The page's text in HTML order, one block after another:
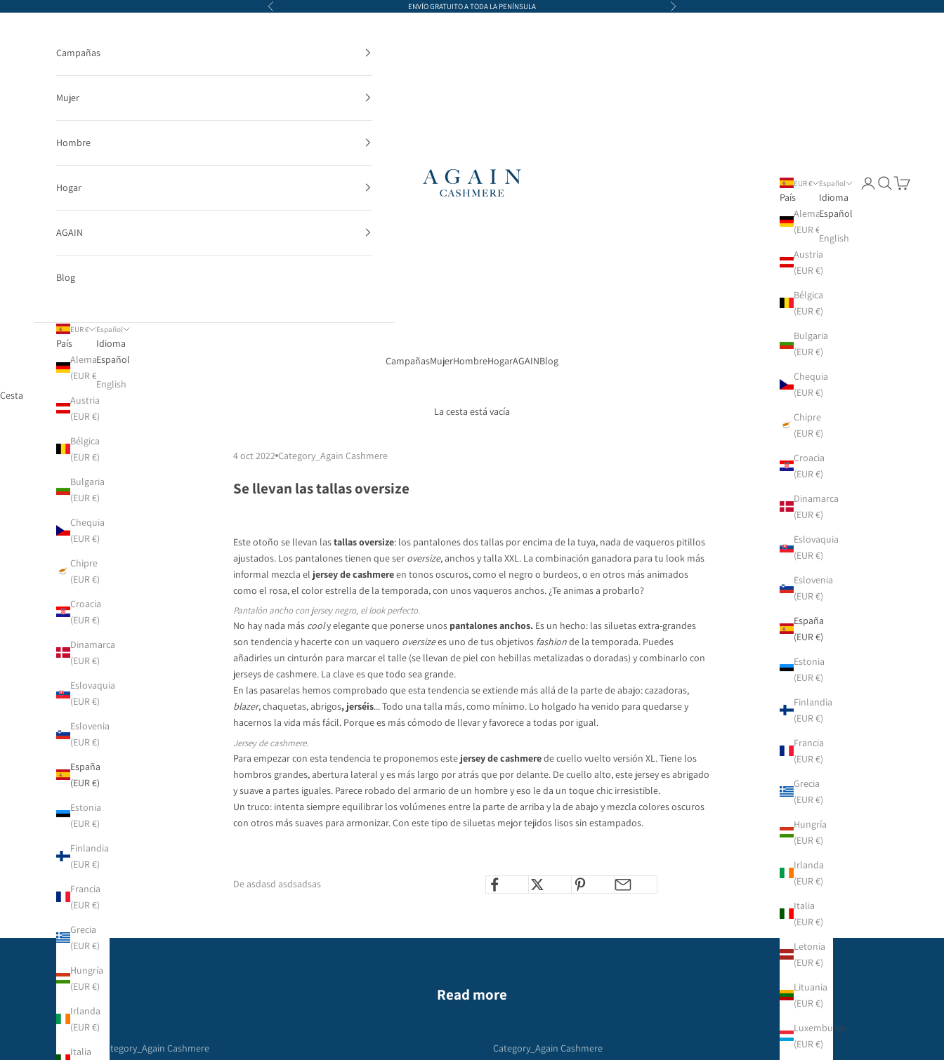
Anterior ENVÍO GRATUITO A TODA LA PENÍNSULA Siguiente
AGAIN Cashmere
CampañasMujerHombreHogarAGAINBlog
EUR €
País
Alemania
(EUR €)
Austria
(EUR €)
Bélgica
(EUR €)
Bulgaria
(EUR €)
Chequia
(EUR €)
Chipre
(EUR €)
Croacia
(EUR €)
Dinamarca
(EUR €)
Eslovaquia
(EUR €)
Eslovenia
(EUR €)
España
(EUR €)
Estonia
(EUR €)
Finlandia
(EUR €)
Francia
(EUR €)
Grecia
(EUR €)
Hungría
(EUR €)
Irlanda
(EUR €)
Italia
(EUR €)
Letonia
(EUR €)
Lituania
(EUR €)
Luxemburgo
(EUR €)
Español
Idioma
Español
English
Iniciar sesión
Buscar
Cesta
Campañas
Mujer
Hombre
Hogar
AGAIN
Blog
EUR €
País
Alemania
(EUR €)
Austria
(EUR €)
Bélgica
(EUR €)
Bulgaria
(EUR €)
Chequia
(EUR €)
Chipre
(EUR €)
Croacia
(EUR €)
Dinamarca
(EUR €)
Eslovaquia
(EUR €)
Eslovenia
(EUR €)
España
(EUR €)
Estonia
(EUR €)
Finlandia
(EUR €)
Francia
(EUR €)
Grecia
(EUR €)
Hungría
(EUR €)
Irlanda
(EUR €)
Italia
Español
Idioma
Español
English
Cesta
La cesta está vacía
4 oct 2022 Category_Again Cashmere
Se llevan las tallas oversize
Esteotoño se llevan lastallas oversize: los pantalones dos tallas por encima de la tuya, nada de vaqueros pitillos
ajustados. Los pantalones tienen que ser oversize, anchos y talla XXL. La combinación ganadora para tu look más
informal mezcla el jersey de cashmereen tonos oscuros, como el negro o burdeos, o en otros más animados
como el rosa, el color estrella de la temporada, con unos vaqueros anchos. ¿Te animas a probarlo?
Pantalón ancho con jersey negro, el look perfecto.
No hay nada más cooly elegante que ponerse unos pantalones anchos. Es un hecho: las siluetas extra-grandes
son tendencia y hacerte con un vaquero oversizees uno de tus objetivos fashionde la temporada. Puedes
añadirles un cinturón para marcar el talle (se llevan de piel con hebillas metalizadas o doradas) y combinarlo con
jerseys de cashmere. La clave es que todo sea grande.
En las pasarelas hemos comprobado que esta tendencia se extiende más allá de la parte de abajo: cazadoras,
blazer, chaquetas, abrigos, jerséis... Todo una talla más, como mínimo. Lo holgado ha venido para quedarse y
hacernos la vida más fácil. Porque es más cómodo de llevar y favorece a todas por igual.
Jersey de cashmere.
Para empezar con esta tendencia te proponemos este jersey de cashmerede cuello vuelto versión XL. Tiene los
hombros grandes, abertura lateral y es más largo por atrás que por delante. De cuello alto, este jersey es abrigado
y suave a partes iguales. Parece robado del armario de un hombre y eso le da un toque chic irresistible.
Un truco: intenta siempre equilibrar los volúmenes entre la parte de arriba y la de abajo y mezcla colores oscuros
con otros más suaves para armonizar. Con este tipo de siluetas mejor tejidos lisos sin estampados.
De asdasd asdsadsas
Read more
Category_Again Cashmere Category_Again Cashmere